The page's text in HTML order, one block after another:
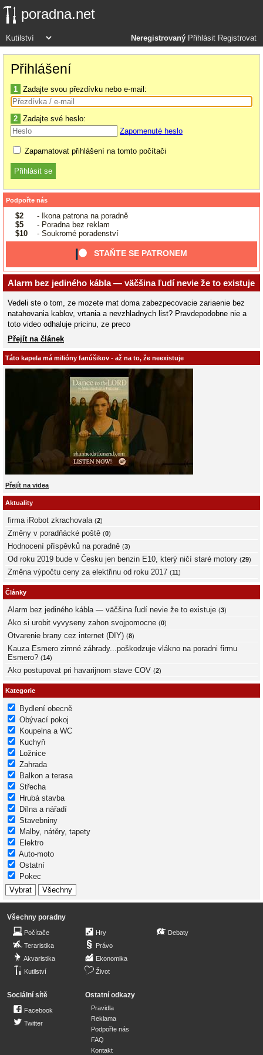
poradna.net
Neregistrovaný Přihlásit Registrovat
Přihlášení
1 Zadajte svou přezdívku nebo e-mail:
2 Zadajte své heslo:
Zapomenuté heslo
Zapamatovat přihlášení na tomto počítači
Podpořte nás
$2
- Ikona patrona na poradně
$5
- Poradna bez reklam
$10
- Soukromé poradenství
STAŇTE SE PATRONEM
Alarm bez jediného kábla — väčšina ľudí nevie že to existuje
Vedeli ste o tom, ze mozete mat doma zabezpecovacie zariaenie bez
natahovania kablov, vrtania a nevzhladnych list? Pravdepodobne nie a
toto video odhaluje pricinu, ze preco
Přejít na článek
Táto kapela má milióny fanúšikov - až na to, že neexistuje
Přejít na videa
Aktuality
firma iRobot zkrachovala (2)
Změny v poradňácké poště (0)
Hodnocení příspěvků na poradně (3)
Od roku 2019 bude v Česku jen benzin E10, který ničí staré motory (29)
Změna výpočtu ceny za elektřinu od roku 2017 (11)
Články
Alarm bez jediného kábla — väčšina ľudí nevie že to existuje (3)
Ako si urobit vyvyseny zahon svojpomocne (0)
Otvarenie brany cez internet (DIY) (8)
Kauza Esmero zimné záhrady...poškodzuje vlákno na poradni firmu
Esmero? (14)
Ako postupovat pri havarijnom stave COV (2)
Kategorie
Bydlení obecně
Obývací pokoj
Koupelna a WC
Kuchyň
Ložnice
Zahrada
Balkon a terasa
Střecha
Hrubá stavba
Dílna a nářadí
Stavebniny
Malby, nátěry, tapety
Elektro
Auto-moto
Ostatní
Pokec
Všechny poradny
Počítače
Teraristika
Akvaristika
Kutilství
Hry
Právo
Ekonomika
Život
Debaty
Sociální sítě
Facebook
Twitter
Ostatní odkazy
Pravidla
Reklama
Podpořte nás
FAQ
Kontakt